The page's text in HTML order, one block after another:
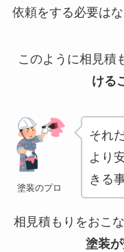
依頼をする必要は
このように相見積
ける
塗装のプロ
それ
より
きる
相見積もりをおこ
塗装が